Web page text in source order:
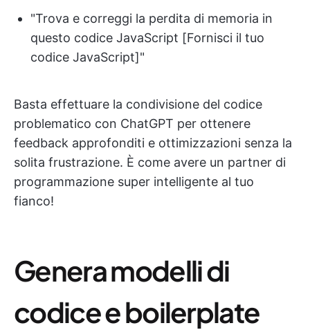
"Trova e correggi la perdita di memoria in
questo codice JavaScript [Fornisci il tuo
codice JavaScript]"
Basta effettuare la condivisione del codice
problematico con ChatGPT per ottenere
feedback approfonditi e ottimizzazioni senza la
solita frustrazione. È come avere un partner di
programmazione super intelligente al tuo
fianco!
Genera modelli di
codice e boilerplate